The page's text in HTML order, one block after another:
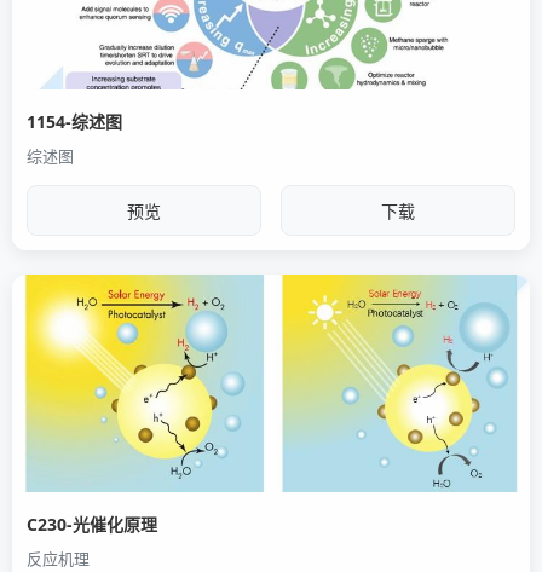
1154-综述图
综述图
预览 下载
C230-光催化原理
反应机理